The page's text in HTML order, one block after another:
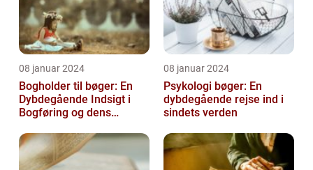
08 januar 2024
Bogholder til bøger: En
Dybdegående Indsigt i
Bogføring og dens
08 januar 2024
Psykologi bøger: En
dybdegående rejse ind i
sindets verden